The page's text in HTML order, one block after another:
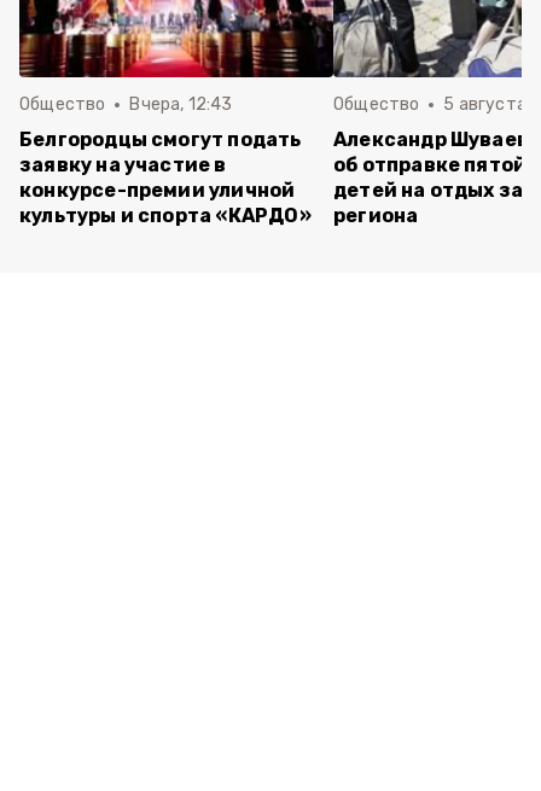
Общество Вчера, 12:43
Белгородцы смогут подать
заявку на участие в
конкурсе-премии уличной
культуры и спорта «КАРДО»
Общество 5 августа ,
Александр Шуваев
об отправке пятой
детей на отдых за
региона